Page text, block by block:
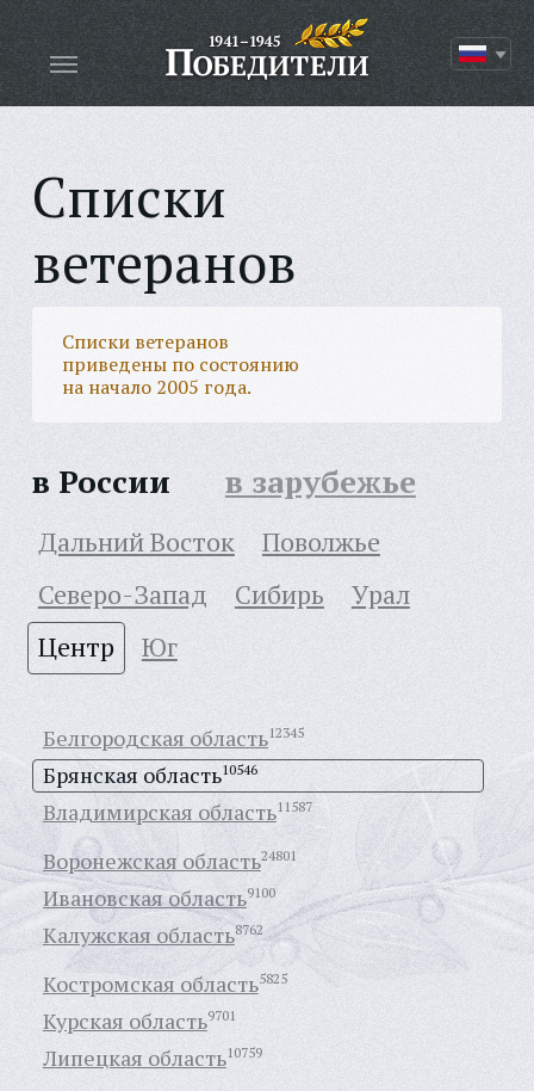
Списки
ветеранов
Списки ветеранов
приведены по состоянию
на начало 2005 года.
в России в зарубежье
Дальний Восток
Поволжье
Северо-Запад
Сибирь
Урал
Центр
Юг
Белгородская область12345
Брянская область10546
Владимирская область11587
Воронежская область24801
Ивановская область9100
Калужская область8762
Костромская область5825
Курская область9701
Липецкая область10759